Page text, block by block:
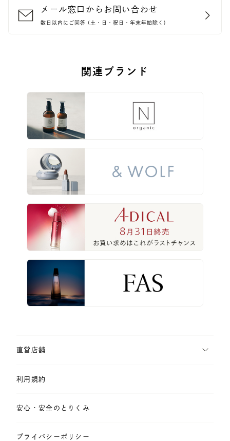
メール窓口からお問い合わせ
数日以内にご回答 (土・日・祝日・年末年始除く)
関連ブランド
直営店舗
利用規約
安心・安全のとりくみ
プライバシーポリシー